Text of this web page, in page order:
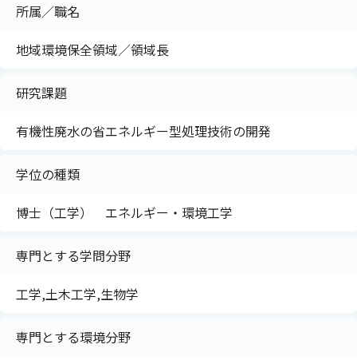
所属／職名
地域環境保全領域／領域長
研究課題
有機性廃水の省エネルギー型処理技術の開発
学位の種類
博士（工学） エネルギー・環境工学
専門とする学問分野
工学,土木工学,生物学
専門とする環境分野